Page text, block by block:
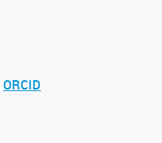
ORCID